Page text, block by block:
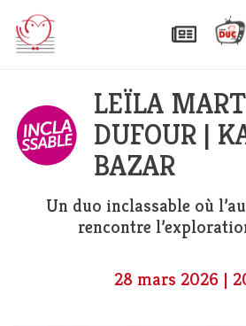
LEÏLA
DUFOUR |
BAZAR
Un duo inclassable où
rencontre
28 mars 2026 |